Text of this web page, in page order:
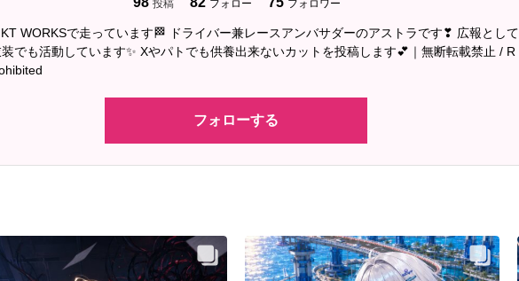
投稿 フォロー フォロワー
WORKSで走っています🏁 ドライバー兼レースアンバサダーのアストラです❣ 広報として
でも活動しています✨ Xやパトでも供養出来ないカットを投稿します💕｜無断転載禁止 / R
フォローする